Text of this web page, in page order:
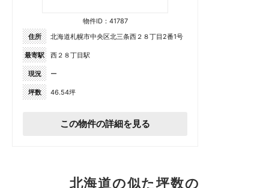
物件ID：41787
住所
北海道札幌市中央区北三条西２８丁目2番1号
最寄駅 西２８丁目駅
現況 ー
坪数 46.54坪
この物件の詳細を見る
北海道の似た坪数の